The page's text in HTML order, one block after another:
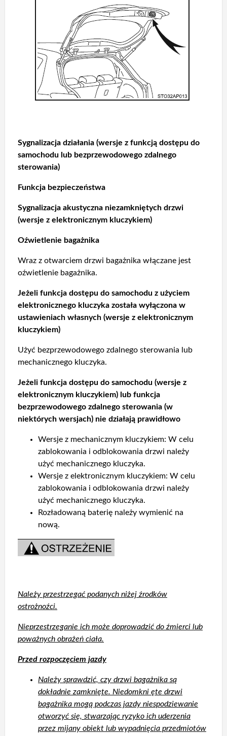
Sygnalizacja działania (wersje z funkcją dostępu do
samochodu lub bezprzewodowego zdalnego
sterowania)
Funkcja bezpieczeństwa
Sygnalizacja akustyczna niezamkniętych drzwi
(wersje z elektronicznym kluczykiem)
Oźwietlenie bagażnika
Wraz z otwarciem drzwi bagażnika włączane jest
oźwietlenie bagażnika.
Jeżeli funkcja dostępu do samochodu z użyciem
elektronicznego kluczyka została wyłączona w
ustawieniach własnych (wersje z elektronicznym
kluczykiem)
Użyć bezprzewodowego zdalnego sterowania lub
mechanicznego kluczyka.
Jeżeli funkcja dostępu do samochodu (wersje z
elektronicznym kluczykiem) lub funkcja
bezprzewodowego zdalnego sterowania (w
niektórych wersjach) nie działają prawidłowo
Wersje z mechanicznym kluczykiem: W celu
zablokowania i odblokowania drzwi należy
użyć mechanicznego kluczyka.
Wersje z elektronicznym kluczykiem: W celu
zablokowania i odblokowania drzwi należy
użyć mechanicznego kluczyka.
Rozładowaną baterię należy wymienić na
nową.
Należy przestrzegać podanych niżej źrodków
ostrożnoźci.
Nieprzestrzeganie ich może doprowadzić do źmierci lub
poważnych obrażeń ciała.
Przed rozpoczęciem jazdy
Należy sprawdzić, czy drzwi bagażnika są
dokładnie zamknięte. Niedomkni ęte drzwi
bagażnika mogą podczas jazdy niespodziewanie
otworzyć się, stwarzając ryzyko ich uderzenia
przez mijany obiekt lub wypadnięcia przedmiotów